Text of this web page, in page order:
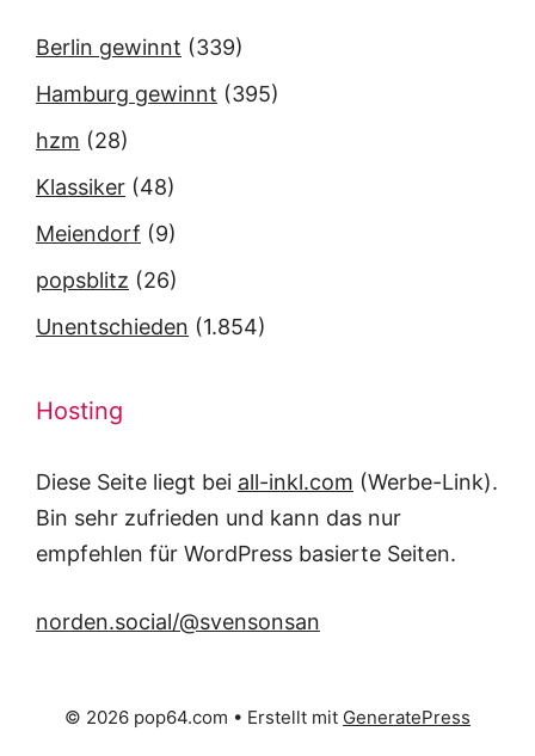
Berlin gewinnt (339)
Hamburg gewinnt (395)
hzm (28)
Klassiker (48)
Meiendorf (9)
popsblitz (26)
Unentschieden (1.854)
Hosting
Diese Seite liegt bei all-inkl.com (Werbe-Link).
Bin sehr zufrieden und kann das nur
empfehlen für WordPress basierte Seiten.
norden.social/@svensonsan
© 2026 pop64.com • Erstellt mit GeneratePress